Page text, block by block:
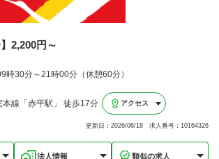
】2,200円～
時30分～21時00分（休憩60分）
本線「赤平駅」 徒歩17分 アクセス
更新日：2026/06/18 求人番号：10164326
法人情報 類似の求人